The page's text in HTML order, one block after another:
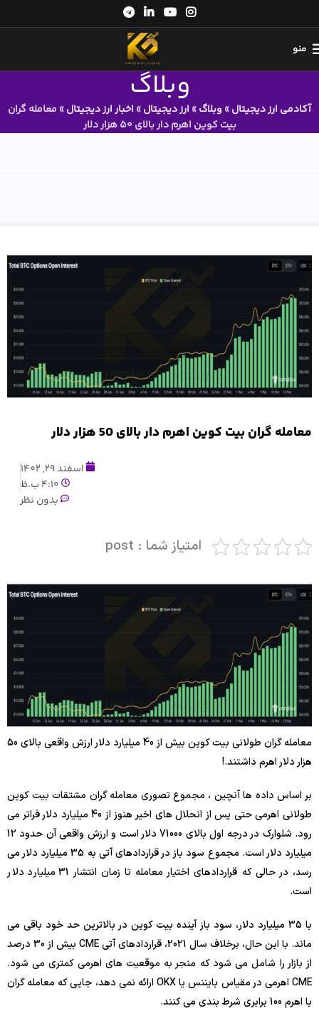
منو
وبلاگ
آکادمی ارز دیجیتال» وبلاگ» ارز دیجیتال» اخبار ارز دیجیتال» معامله گران
بیت کوین اهرم دار بالای 50 هزار دلار
معامله گران بیت کوین اهرم دار بالای 50 هزار دلار
اسفند 29, 1402
4:10 ب.ظ
بدون نظر
امتیاز شما : post
معامله گران طولانی بیت کوین بیش از 40 میلیارد دلار ارزش واقعی بالای 50
هزار دلار اهرم داشتند.!
بر اساس داده ها آنچین ، مجموع تصوری معامله گران مشتقات بیت کوین
طولانی اهرمی حتی پس از انحلال های اخیر هنوز از 40 میلیارد دلار فراتر می
رود. شلوارک در درجه اول بالای 71000 دلار است و ارزش واقعی آن حدود 12
میلیارد دلار است. مجموع سود باز در قراردادهای آتی به 35 میلیارد دلار می
رسد، در حالی که قراردادهای اختیار معامله تا زمان انتشار 31 میلیارد دلار
است.
با 35 میلیارد دلار، سود باز آینده بیت کوین در بالاترین حد خود باقی می
ماند. با این حال، برخلاف سال 2021، قراردادهای آتی CME بیش از 30 درصد
از بازار را شامل می شود که منجر به موقعیت های اهرمی کمتری می شود.
CME اهرمی در مقیاس بایننس یا OKX ارائه نمی دهد، جایی که معامله گران
با اهرم 100 برابری شرط بندی می کنند.